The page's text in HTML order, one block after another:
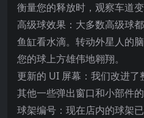
衡量您的释放时，观察车道变
高级球效果：大多数高级球
鱼缸看水滴。转动外星人的
您的球上方雄伟地翱翔。
更新的 UI 屏幕：我们改进
其他一些弹出窗口和小部件
球架编号：现在店内的球架